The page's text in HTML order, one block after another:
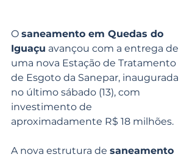
O saneamento em Quedas do
Iguaçu avançou com a entrega de
uma nova Estação de Tratamento
de Esgoto da Sanepar, inaugurada
no último sábado (13), com
investimento de
aproximadamente R$ 18 milhões.
A nova estrutura de saneamento